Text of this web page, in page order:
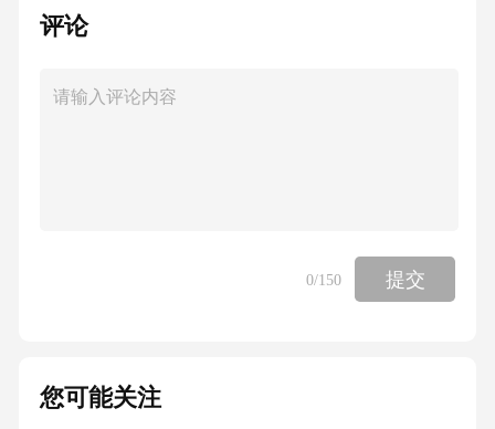
能力跟不上，环境问题越来越突出。前期我们
况，研究了国内外先进技术，还跟环保部门多
体规划里，就提到了要建设大型垃圾处理设
利用，税收上还有减免政策。行业准入条件符
评论
0/150 提交
您可能关注